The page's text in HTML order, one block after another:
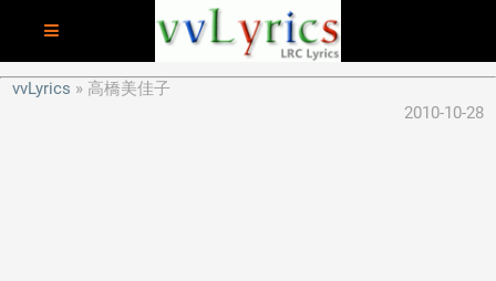
vvLyrics
高橋美佳子
2010-10-28